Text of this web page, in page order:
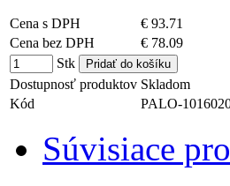
Cena s DPH
€ 93.71
Cena bez DPH
€ 78.09
Stk
Dostupnosť produktov Skladom
Kód
PALO-
Súvisiace